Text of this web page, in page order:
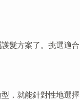
髮方案了。挑選適
，就能針對性地選